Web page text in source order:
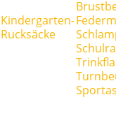
Kindergarten-
Rucksäcke